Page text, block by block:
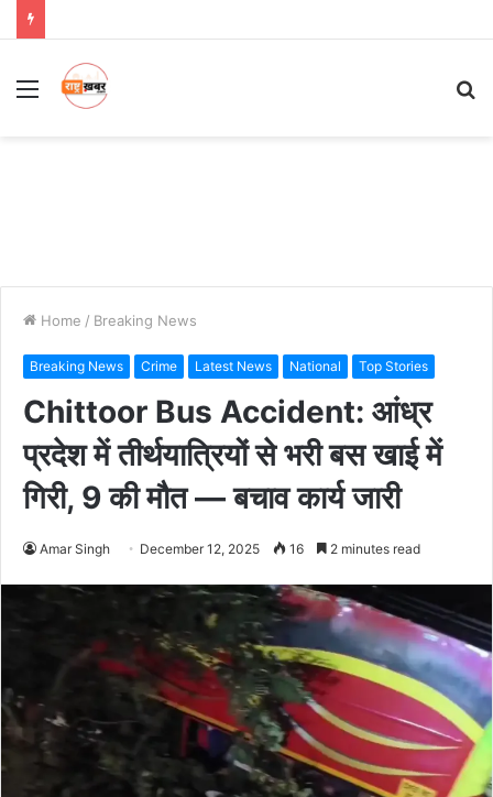
Menu
Home / Breaking News
Breaking News Crime Latest News National Top Stories
Chittoor Bus Accident: आंध्र
प्रदेश में तीर्थयात्रियों से भरी बस खाई में
गिरी, 9 की मौत — बचाव कार्य जारी
Amar Singh December 12, 2025 16 2 minutes read